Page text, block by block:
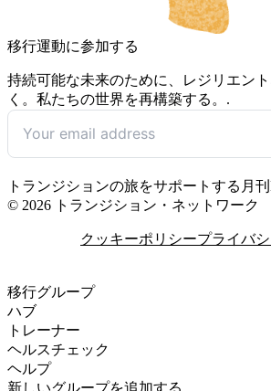
移行運動に参加する
持続可能な未来のために、レジリエン
く。私たちの世界を再構築する。.
トランジションの旅をサポートする月
© 2026 トランジション・ネットワーク
クッキーポリシープライバ
移行グループ
ハブ
トレーナー
ヘルスチェック
ヘルプ
新しいグループを追加する